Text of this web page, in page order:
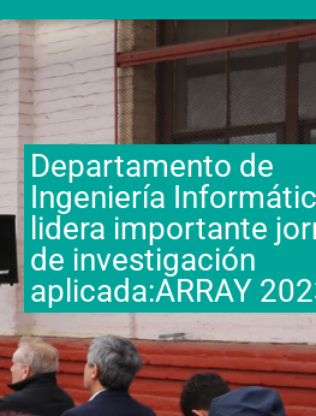
Departamento de
Ingeniería
lidera importante
de investigación
aplicada:ARRAY